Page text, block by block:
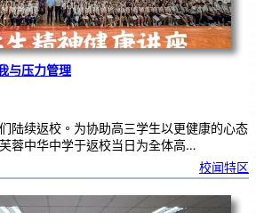
与压力管理
陆续返校。为协助高三学生以更健康的心态
蓉中华中学于返校当日为全体高…
校闻特区